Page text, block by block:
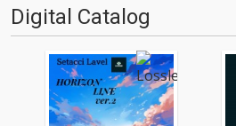
Digital Catalog